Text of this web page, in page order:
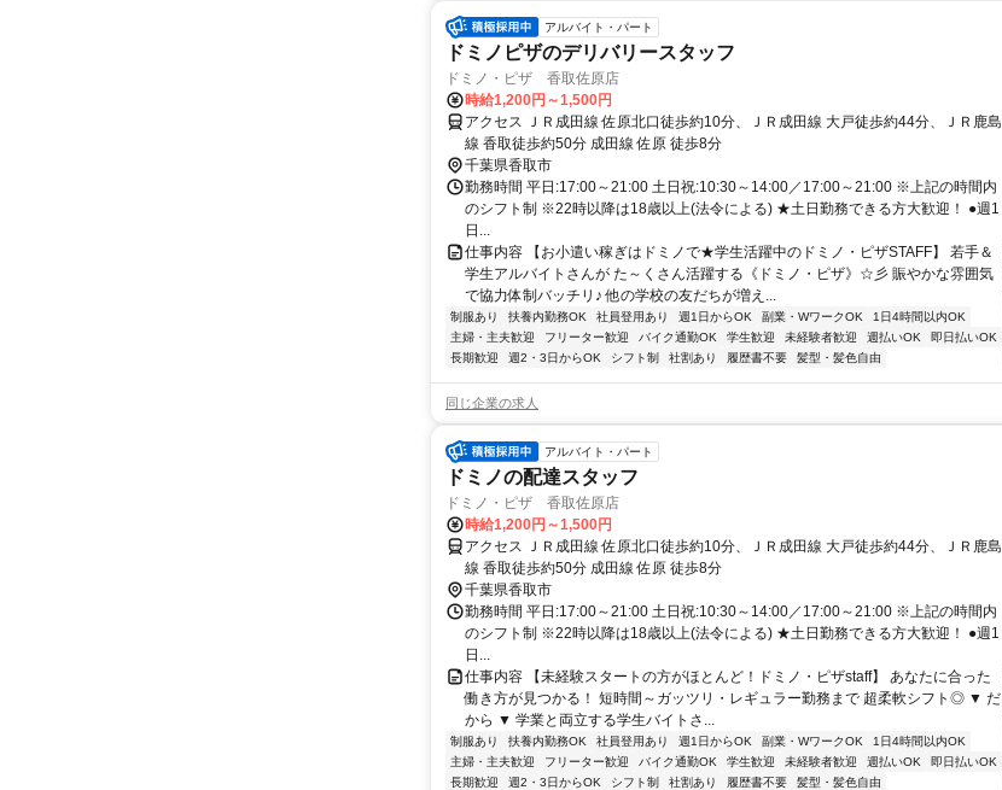
アルバイト・パート
ドミノピザのデリバリースタッフ
ドミノ・ピザ 香取佐原店
時給1,200円～1,500円
アクセス ＪＲ成田線 佐原北口徒歩約10分、ＪＲ成田線 大戸徒歩約44分、ＪＲ鹿島
線 香取徒歩約50分 成田線 佐原 徒歩8分
千葉県香取市
勤務時間 平日:17:00～21:00 土日祝:10:30～14:00／17:00～21:00 ※上記の時間内
のシフト制 ※22時以降は18歳以上(法令による) ★土日勤務できる方大歓迎！ ●週1
日...
仕事内容 【お小遣い稼ぎはドミノで★学生活躍中のドミノ・ピザSTAFF】 若手＆
学生アルバイトさんが た～くさん活躍する《ドミノ・ピザ》☆彡 賑やかな雰囲気
で協力体制バッチリ♪ 他の学校の友だちが増え...
制服あり 扶養内勤務OK 社員登用あり 週1日からOK 副業・WワークOK
1日4時間以内OK
主婦・主夫歓迎
フリーター歓迎 バイク通勤OK 学生歓迎 未経験者歓迎 週払いOK
即日払いOK
長期歓迎
週2・3日からOK シフト制 社割あり 履歴書不要 髪型・髪色自由
同じ企業の求人
アルバイト・パート
ドミノの配達スタッフ
ドミノ・ピザ 香取佐原店
時給1,200円～1,500円
アクセス ＪＲ成田線 佐原北口徒歩約10分、ＪＲ成田線 大戸徒歩約44分、ＪＲ鹿島
線 香取徒歩約50分 成田線 佐原 徒歩8分
千葉県香取市
勤務時間 平日:17:00～21:00 土日祝:10:30～14:00／17:00～21:00 ※上記の時間内
のシフト制 ※22時以降は18歳以上(法令による) ★土日勤務できる方大歓迎！ ●週1
日...
仕事内容 【未経験スタートの方がほとんど！ドミノ・ピザstaff】 あなたに合った
働き方が見つかる！ 短時間～ガッツリ・レギュラー勤務まで 超柔軟シフト◎ ▼ だ
から ▼ 学業と両立する学生バイトさ...
制服あり 扶養内勤務OK 社員登用あり 週1日からOK 副業・WワークOK
1日4時間以内OK
主婦・主夫歓迎
フリーター歓迎 バイク通勤OK 学生歓迎 未経験者歓迎 週払いOK
即日払いOK
長期歓迎
週2・3日からOK シフト制 社割あり 履歴書不要 髪型・髪色自由